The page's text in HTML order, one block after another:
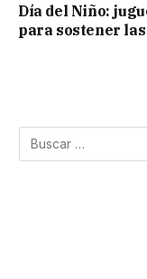
Día del Niño:
para sostener